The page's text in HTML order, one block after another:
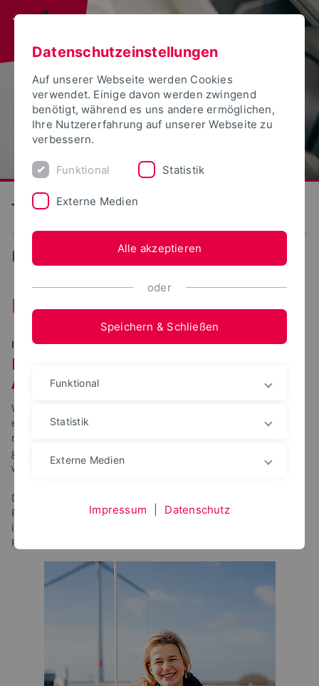
Technische Hochschule Ostwestfalen-Lippe
Forschende im Porträt
Forschende im Porträt
IM PORTRÄT
Forschende geben Einblick in ihre
Arbeit
Wie findet man zur Forschungsfrage – oder kommt sie auf
einen zu? Was treibt an in der Forschung und wie erlangt
man die Motivation zurück, wenn sie mal abhanden
gekommen ist? Was kann durch Forschung entstehen und
wie kann sie Gesellschaft und Wirtschaft verändern?
Diese und viele andere Fragen beantworten die
Forscherinnen und Forscher der TH OWL. Sie geben Einblick
in ihren Forschungsalltag und ihren bisherigen
Forschendenweg:
Datenschutzeinstellungen
Auf unserer Webseite werden Cookies
verwendet. Einige davon werden zwingend
benötigt, während es uns andere ermöglichen,
Ihre Nutzererfahrung auf unserer Webseite zu
verbessern.
Funktional Statistik
Externe Medien
Alle akzeptieren
oder
Speichern & Schließen
Funktional
Statistik
Externe Medien
Impressum Datenschutz